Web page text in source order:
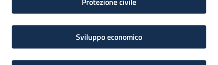
Sviluppo economico